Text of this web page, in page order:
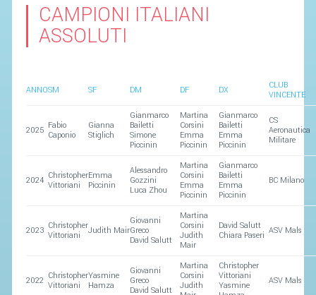
CAMPIONI ITALIANI
ASSOLUTI
ANNOSM SF DM DF DX
CLUB
VINCENTE
2025 Fabio
Caponio
Gianna
Stiglich
Gianmarco
Bailetti
Simone
Piccinin
Martina
Corsini
Emma
Piccinin
Gianmarco
Bailetti
Emma
Piccinin
CS
Aeronautica
Militare
2024 Christopher
Vittoriani
Emma
Piccinin
Alessandro
Gozzini
Luca Zhou
Martina
Corsini
Emma
Piccinin
Gianmarco
Bailetti
Emma
Piccinin
BC Milano
2023 Christopher
Vittoriani
Judith Mair
Giovanni
Greco
David Salutt
Martina
Corsini
Judith
Mair
David Salutt
Chiara Paseri ASV Mals
2022 Christopher
Vittoriani
Yasmine
Hamza
Giovanni
Greco
David Salutt
Martina
Corsini
Judith
Christopher
Vittoriani
Yasmine
ASV Mals